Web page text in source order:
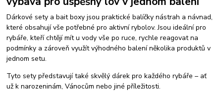
Dárkové sety a bait boxy jsou praktické balíčky nástrah a návnad,
které obsahují vše potřebné pro aktivní rybolov. Jsou ideální pro
rybáře, kteří chtějí mít u vody vše po ruce, rychle reagovat na
podmínky a zároveň využít výhodného balení několika produktů v
jednom setu.
Tyto sety představují také skvělý dárek pro každého rybáře – ať
už k narozeninám, Vánocům nebo jiné příležitosti.